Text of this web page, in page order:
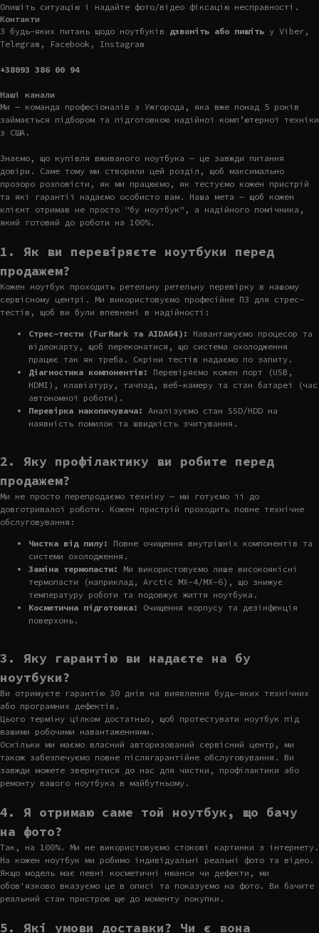
Опишіть ситуацію і надайте фото/відео фіксацію несправності.
Контакти
З будь-яких питань щодо ноутбуків дзвоніть або пишіть у Viber,
Telegram, Facebook, Instagram
+38093 386 00 94
Наші канали
Ми — команда професіоналів з Ужгорода, яка вже понад 5 років
займається підбором та підготовкою надійної комп’ютерної техніки
з США.
Знаємо, що купівля вживаного ноутбука — це завжди питання
довіри. Саме тому ми створили цей розділ, щоб максимально
прозоро розповісти, як ми працюємо, як тестуємо кожен пристрій
та які гарантії надаємо особисто вам. Наша мета — щоб кожен
клієнт отримав не просто "бу ноутбук", а надійного помічника,
який готовий до роботи на 100%.
1. Як ви перевіряєте ноутбуки перед
продажем?
Кожен ноутбук проходить ретельну ретельну перевірку в нашому
сервісному центрі. Ми використовуємо професійне ПЗ для стрес-
тестів, щоб ви були впевнені в надійності:
Стрес-тести (FurMark та AIDA64):
Навантажуємо процесор та
відеокарту, щоб переконатися, що система охолодження
працює так як треба. Скріни тестів надаємо по запиту.
Діагностика компонентів:
Перевіряємо кожен порт (USB,
HDMI), клавіатуру, тачпад, веб-камеру та стан батареї (час
автономної роботи).
Перевірка накопичувача:
Аналізуємо стан SSD/HDD на
наявність помилок та швидкість зчитування.
2. Яку профілактику ви робите перед
продажем?
Ми не просто перепродаємо техніку — ми готуємо її до
довготривалої роботи. Кожен пристрій проходить повне технічне
обслуговування:
Чистка від пилу:
Повне очищення внутрішніх компонентів та
системи охолодження.
Заміна термопасти:
Ми використовуємо лише високоякісні
термопасти (наприклад, Arctic MX-4/MX-6), що знижує
температуру роботи та подовжує життя ноутбука.
Косметична підготовка:
Очищення корпусу та дезінфекція
поверхонь.
3. Яку гарантію ви надаєте на бу
ноутбуки?
Ви отримуєте гарантію 30 днів на виявлення будь-яких технічних
або програмних дефектів.
Цього терміну цілком достатньо, щоб протестувати ноутбук під
вашими робочими навантаженнями.
Оскільки ми маємо власний авторизований сервісний центр, ми
також забезпечуємо повне післягарантійне обслуговування. Ви
завжди можете звернутися до нас для чистки, профілактики або
ремонту вашого ноутбука в майбутньому.
4. Я отримаю саме той ноутбук, що бачу
на фото?
Так, на 100%. Ми не використовуємо стокові картинки з інтернету.
На кожен ноутбук ми робимо індивідуальні реальні фото та відео.
Якщо модель має певні косметичні нюанси чи дефекти, ми
обов'язково вказуємо це в описі та показуємо на фото. Ви бачите
реальний стан пристрою ще до моменту покупки.
5. Які умови доставки? Чи є вона